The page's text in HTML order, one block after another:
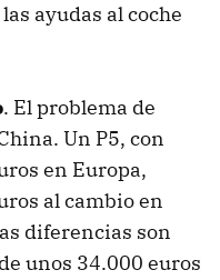
ayudas al coche
. El problema de
Un P5, con
en Europa,
al cambio en
diferencias son
unos 34.000 euros